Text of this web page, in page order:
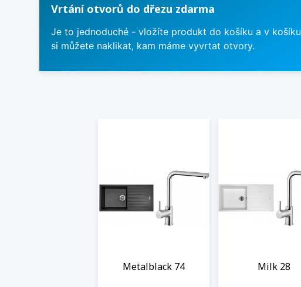
Vrtání otvorů do dřezu zdarma
Je to jednoduché - vložíte produkt do košíku a v košíku
si můžete naklikat, kam máme vyvrtat otvory.
Metalblack 74 Milk 28